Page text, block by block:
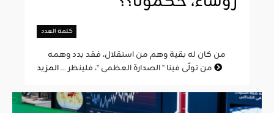
كلمة العدد
من تولّى فينا " الصدارة العظمى "، فلينظر ...